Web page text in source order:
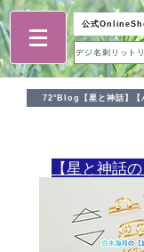
公式
デジ名刺リット
72°Blog【星と神話】【
【星と神話